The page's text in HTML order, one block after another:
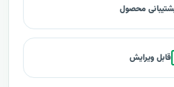
محصول
قابل ویرایش